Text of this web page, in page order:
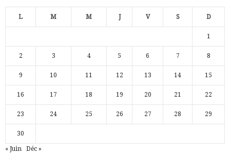
L M M J V S D
1
2 3 4 5 6 7 8
9 10 11 12 13 14 15
16 17 18 19 20 21 22
23 24 25 26 27 28 29
30
« Juin Déc »